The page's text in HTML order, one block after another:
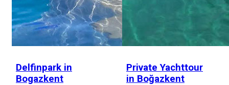
Delfinpark in
Bogazkent
Private Yachttour
in Boğazkent